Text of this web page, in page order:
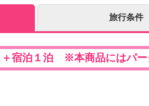
旅行条件
＋宿泊１泊 ※本商品にはパー